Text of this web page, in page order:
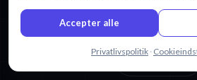
Start gratis
Se priser
Accepter alle
Privatlivspolitik ·